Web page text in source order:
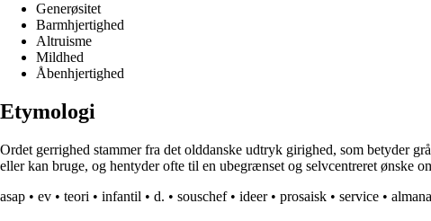
Generøsitet
Barmhjertighed
Altruisme
Mildhed
Åbenhjertighed
Etymologi
Ordet gerrighed stammer fra det olddanske udtryk girighed, som betyder
eller kan bruge, og hentyder ofte til en ubegrænset og selvcentreret ønske
asap • ev • teori • infantil • d. • souschef• ideer• prosaisk • service •